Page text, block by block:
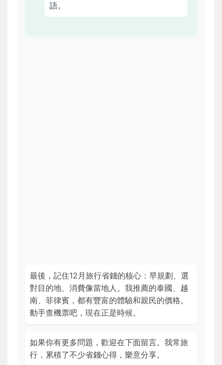
語。
最後，記住12月旅行省錢的核心：早規劃、選
對目的地、消費像當地人。我推薦的泰國、越
南、菲律賓，都有豐富的體驗和親民的價格。
動手查機票吧，現在正是時候。
如果你有更多問題，歡迎在下面留言。我常旅
行，累積了不少省錢心得，樂意分享。